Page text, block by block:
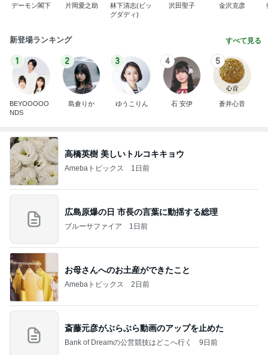
デーモン閣下 片岡愛之助
林下清志(ビッ
グダディ)
沢田聖子 金沢克彦
新登場ランキング すべて見る
1
BEYOOOOO
NDS
2
島倉りか
3
ゆうこりん
4
石 安伊
5
蒼井心音
高橋英樹 美しいトルコキキョウ
Amebaトピックス 1日前
広島原爆の日 市長の言葉に動揺する総理
ブルーサファイア 1日前
お母さんへのお土産ができたこと
Amebaトピックス 2日前
斎藤元彦がぶらぶら動画のアップを止めた
Bank of Dreamの公営競技はどこへ行く 9日前